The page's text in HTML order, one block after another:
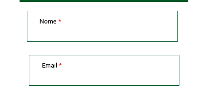
Nome *
Email *